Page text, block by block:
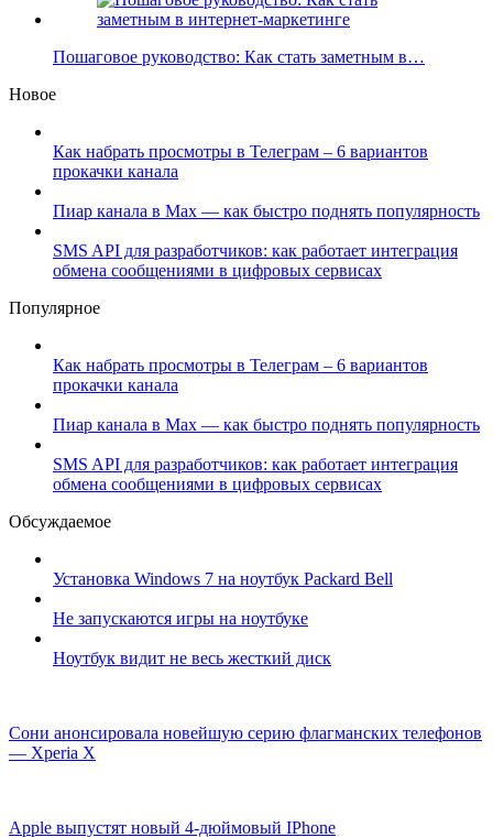
Пошаговое руководство: Как стать заметным в…
Новое
Как набрать просмотры в Телеграм – 6 вариантов
прокачки канала
Пиар канала в Max — как быстро поднять популярность
SMS API для разработчиков: как работает интеграция
обмена сообщениями в цифровых сервисах
Популярное
Как набрать просмотры в Телеграм – 6 вариантов
прокачки канала
Пиар канала в Max — как быстро поднять популярность
SMS API для разработчиков: как работает интеграция
обмена сообщениями в цифровых сервисах
Обсуждаемое
Установка Windows 7 на ноутбук Packard Bell
Не запускаются игры на ноутбуке
Ноутбук видит не весь жесткий диск
Сони анонсировала новейшую серию флагманских телефонов
— Xperia X
Apple выпустят новый 4-дюймовый IPhone